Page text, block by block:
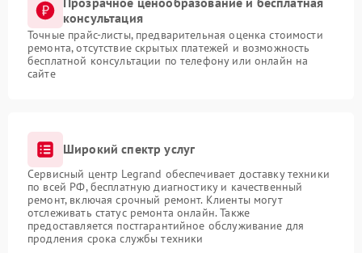
консультация
Точные прайс-листы, предварительная оценка стоимости
ремонта, отсутствие скрытых платежей и возможность
бесплатной консультации по телефону или онлайн на
сайте
Широкий спектр услуг
Сервисный центр Legrand обеспечивает доставку техники
по всей РФ, бесплатную диагностику и качественный
ремонт, включая срочный ремонт. Клиенты могут
отслеживать статус ремонта онлайн. Также
предоставляется постгарантийное обслуживание для
продления срока службы техники